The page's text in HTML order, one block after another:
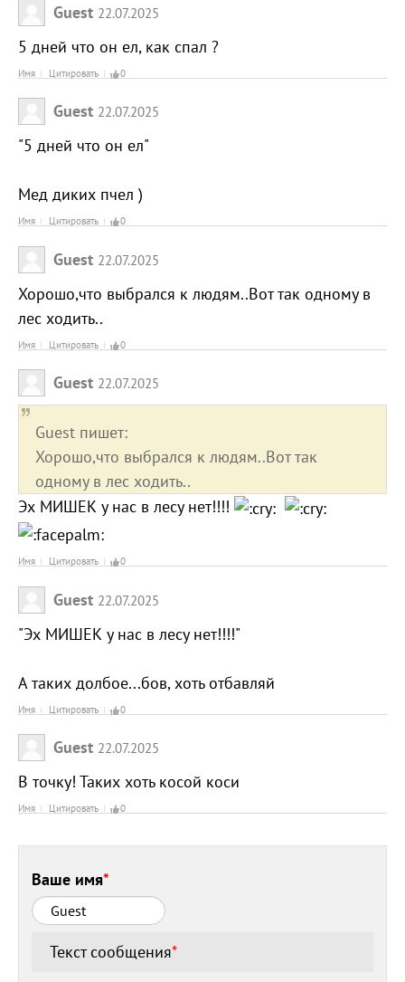
Guest 22.07.2025
5 дней что он ел, как спал ?
Имя Цитировать 0
Guest 22.07.2025
"5 дней что он ел"
Мед диких пчел )
Имя Цитировать 0
Guest 22.07.2025
Хорошо,что выбрался к людям..Вот так одному в
лес ходить..
Имя Цитировать 0
Guest 22.07.2025
Guest пишет:
Хорошо,что выбрался к людям..Вот так
одному в лес ходить..
Эх МИШЕК у нас в лесу нет!!!!
Имя Цитировать 0
Guest 22.07.2025
"Эх МИШЕК у нас в лесу нет!!!!"
А таких долбое...бов, хоть отбавляй
Имя Цитировать 0
Guest 22.07.2025
В точку! Таких хоть косой коси
Имя Цитировать 0
Ваше имя*
Текст сообщения*